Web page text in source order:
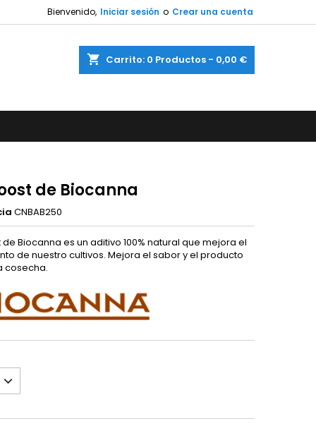
Bienvenido, Iniciar sesión o Crear una cuenta
shopping_cart Carrito: 0 Productos - 0,00 €
de Biocanna
CNBAB250
de Biocanna es un aditivo 100% natural que mejora el
de nuestro cultivos. Mejora el sabor y el producto
cosecha.